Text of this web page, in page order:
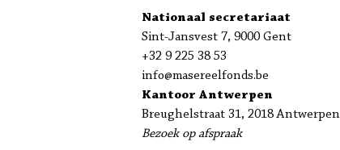
Nationaal secretariaat
Sint-Jansvest 7, 9000 Gent
+32 9 225 38 53
info@masereelfonds.be
Kantoor Antwerpen
Breughelstraat 31, 2018 Antwerpen
Bezoek op afspraak